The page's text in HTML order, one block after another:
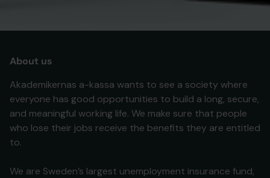
About us
Akademikernas a-kassa wants to see a society where
everyone has good opportunities to build a long, secure,
and meaningful working life. We make sure that people
who lose their jobs receive the benefits they are entitled
to.
We are Sweden’s largest unemployment insurance fund,